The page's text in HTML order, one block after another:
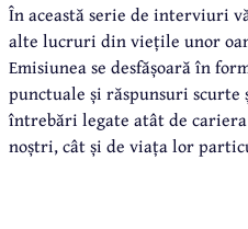
În această serie de interviuri
alte lucruri din viețile unor
Emisiunea se desfășoară în
punctuale și răspunsuri scurte
întrebări legate atât de
noștri, cât și de viața lor